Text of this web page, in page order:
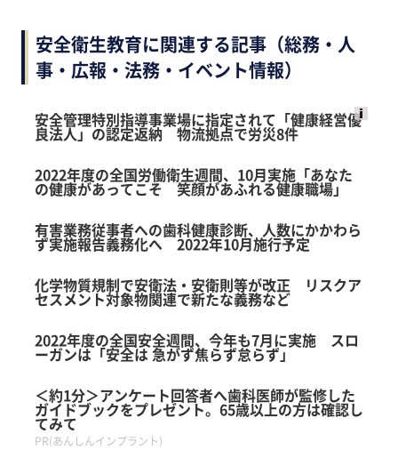
安全衛生教育に関連する記事（総務・人
事・広報・法務・イベント情報）
安全管理特別指導事業場に指定されて「健康経営優
良法人」の認定返納 物流拠点で労災8件
2022年度の全国労働衛生週間、10月実施「あなた
の健康があってこそ 笑顔があふれる健康職場」
有害業務従事者への歯科健康診断、人数にかかわら
ず実施報告義務化へ 2022年10月施行予定
化学物質規制で安衛法・安衛則等が改正 リスクア
セスメント対象物関連で新たな義務など
2022年度の全国安全週間、今年も7月に実施 スロ
ーガンは「安全は 急がず焦らず怠らず」
＜約1分＞アンケート回答者へ歯科医師が監修した
ガイドブックをプレゼント。65歳以上の方は確認し
てみて
PR(あんしんインプラント)